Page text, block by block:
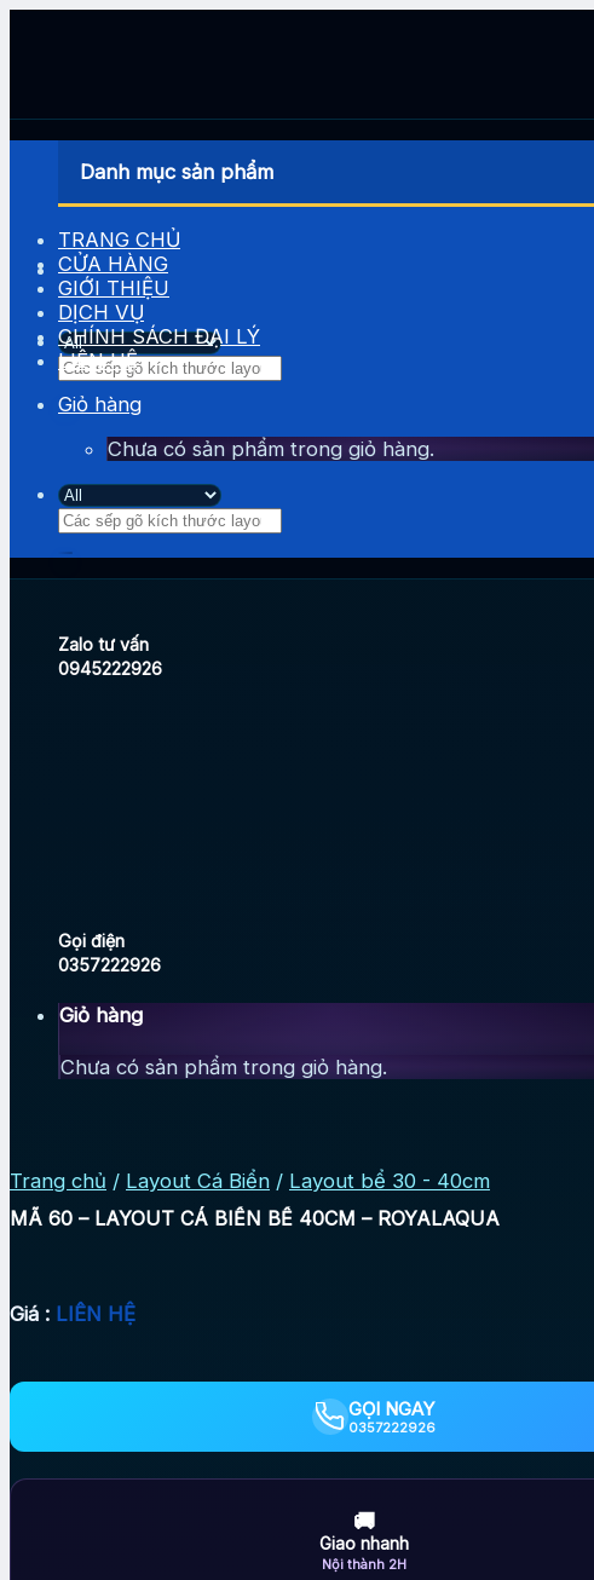
Tìm
kiếm:
Zalo tư vấn
0945222926
Gọi điện
0357222926
Giỏ hàng
Chưa có sản phẩm trong giỏ hàng.
Danh mục sản phẩm
TRANG CHỦ
CỬA HÀNG
GIỚI THIỆU
DỊCH VỤ
CHÍNH SÁCH ĐẠI LÝ
LIÊN HỆ
Giỏ hàng
Chưa có sản phẩm trong giỏ hàng.
Tìm
kiếm:
Trang chủ / Layout Cá Biển / Layout bể 30 - 40cm
MÃ 60 – LAYOUT CÁ BIỂN BỂ 40CM – ROYALAQUA
Giá : LIÊN HỆ
GỌI NGAY
0357222926
🚚
Giao nhanh
Nội thành 2H